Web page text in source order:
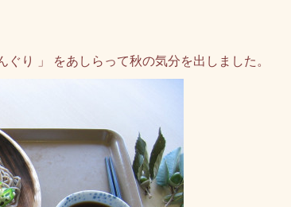
り 」 をあしらって秋の気分を出しました。